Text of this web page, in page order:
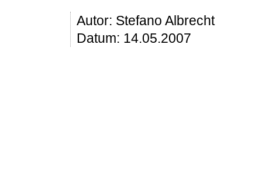
Autor: Stefano Albrecht
Datum: 14.05.2007